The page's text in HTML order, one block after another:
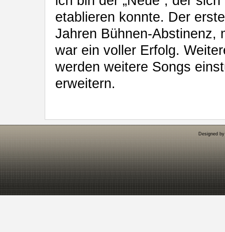
etablieren konnte. Der
Jahren Bühnen-Abstinenz,
war ein voller Erfolg.
werden weitere Songs
erweitern.
Designed